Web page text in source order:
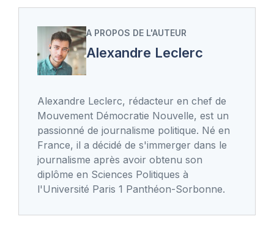
A PROPOS DE L'AUTEUR
Alexandre Leclerc
Alexandre Leclerc, rédacteur en chef de
Mouvement Démocratie Nouvelle, est un
passionné de journalisme politique. Né en
France, il a décidé de s'immerger dans le
journalisme après avoir obtenu son
diplôme en Sciences Politiques à
l'Université Paris 1 Panthéon-Sorbonne.